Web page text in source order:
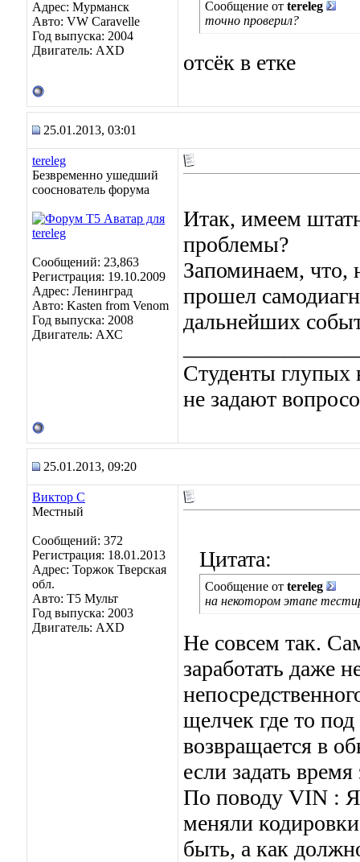
Адрес: Мурманск
Авто: VW Caravelle
Год выпуска: 2004
Двигатель: AXD
Сообщение от tereleg
точно проверил?
отсёк в етке
25.01.2013, 03:01
tereleg
Безвременно ушедший
сооснователь форума
Сообщений: 23,863
Регистрация: 19.10.2009
Адрес: Ленинград
Авто: Kasten from Venom
Год выпуска: 2008
Двигатель: АХС
Итак, имеем
проблемы?
Запоминаем, что,
прошел
дальнейших
Студенты глупых
не задают
25.01.2013, 09:20
Виктор С
Местный
Сообщений: 372
Регистрация: 18.01.2013
Адрес: Торжок Тверская
обл.
Авто: Т5 Мульт
Год выпуска: 2003
Двигатель: AXD
Цитата:
Сообщение от tereleg
на некотором этапе
Не совсем так.
заработать даже
щелчек где то
возвращается в
если задать время
По поводу VIN : Я
меняли
быть, а как